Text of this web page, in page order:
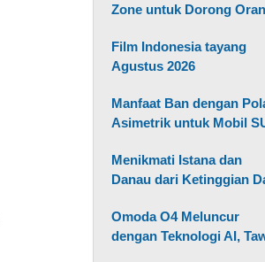
Zone untuk Dorong
Film Indonesia tayang
Agustus 2026
Manfaat Ban dengan
Asimetrik untuk Mobil
Menikmati Istana dan
Danau dari Ketinggian
Omoda O4 Meluncur
dengan Teknologi AI,